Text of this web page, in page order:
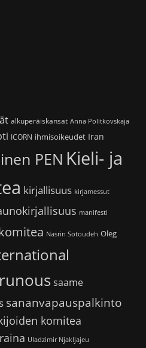
alkuperäiskansat Anna Politkovskaja
ICORN ihmisoikeudet Iran
PEN Kieli- ja
kirjallisuus kirjamessut
manifesti
Nasrin Sotoudeh Oleg
runoussaame
sananvapauspalkinto
komitea
Uladzimir Njakljajeu